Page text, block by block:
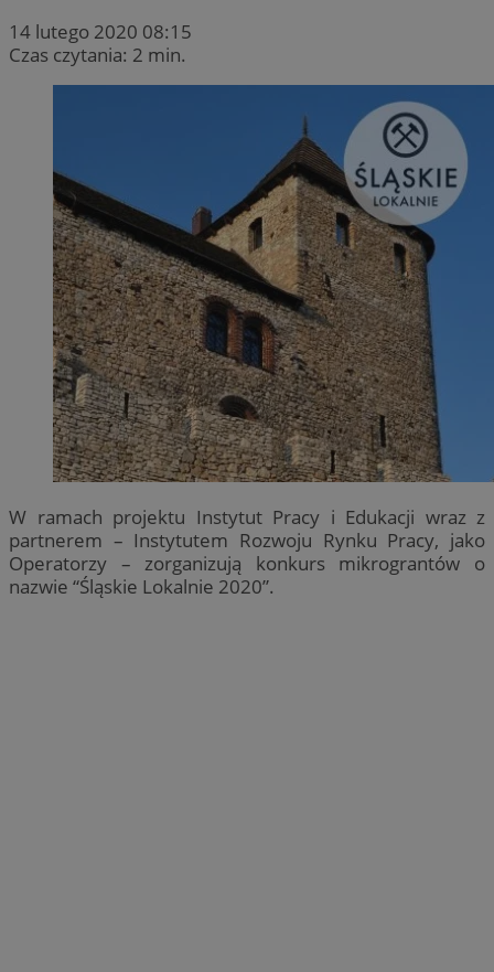
14 lutego 2020 08:15
Czas czytania: 2 min.
W ramach projektu Instytut Pracy i Edukacji wraz z
partnerem – Instytutem Rozwoju Rynku Pracy, jako
Operatorzy – zorganizują konkurs mikrograntów o
nazwie “Śląskie Lokalnie 2020”.